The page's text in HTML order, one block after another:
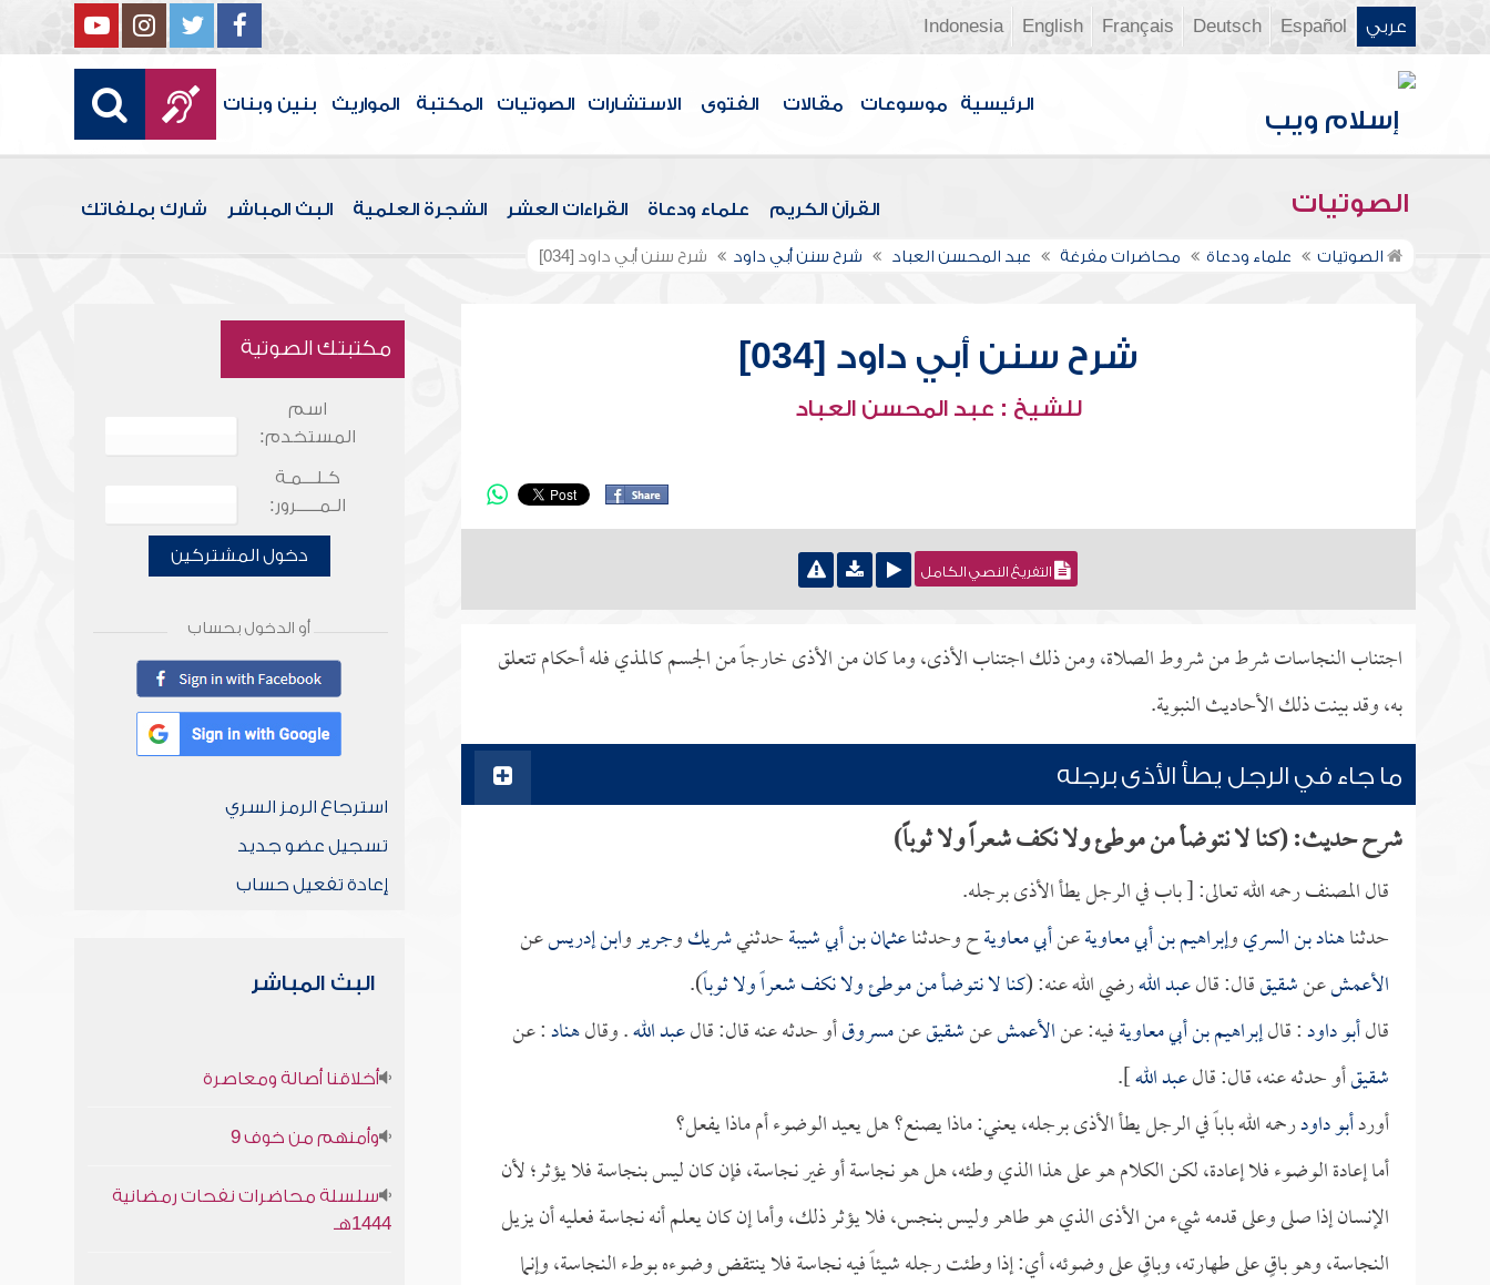
عربي Español
Deutsch
Français
English
Indonesia
الرئيسية موسوعات مقالات الفتوى الاستشارات الصوتيات المكتبة المواريث بنين وبنات
الصوتيات القرآن الكريم علماء ودعاة القراءات العشر الشجرة العلمية البث المباشر شارك بملفاتك
الصوتيات علماء ودعاة محاضرات مفرغة عبد المحسن العباد شرح سنن أبي داود شرح سنن أبي داود [034]
شرح سنن أبي داود [034]
للشيخ : عبد المحسن العباد
التفريغ النصي الكامل
اجتناب النجاسات شرط من شروط الصلاة، ومن ذلك اجتناب الأذى، وما كان من الأذى خارجاً من الجسم كالمذي فله أحكام تتعلق
به، وقد بينت ذلك الأحاديث النبوية.
ما جاء في الرجل يطأ الأذى برجله
شرح حديث: (كنا لا نتوضأ من موطئ ولا نكف شعراً ولا ثوباً)
قال المصنف رحمه الله تعالى: [ باب في الرجل يطأ الأذى برجله.
حدثناهناد بن السريوإبراهيم بن أبي معاويةعنأبي معاويةح وحدثناعثمان بن أبي شيبةحدثنيشريكوجريروابن إدريسعن
الأعمشعنشقيققال: قالعبد اللهرضي الله عنه: (كنا لا نتوضأ من موطئ ولا نكف شعراً ولا ثوباً).
قالأبو داود: قالإبراهيم بن أبي معاويةفيه: عنالأعمشعنشقيقعنمسروقأو حدثه عنه قال: قالعبد الله. وقالهناد: عن
شقيقأو حدثه عنه، قال: قالعبد الله].
أوردأبو داودرحمه الله باباً في الرجل يطأ الأذى برجله، يعني: ماذا يصنع؟ هل يعيد الوضوء أم ماذا يفعل؟
أما إعادة الوضوء فلا إعادة، لكن الكلام هو على هذا الذي وطئه، هل هو نجاسة أو غير نجاسة، فإن كان ليس بنجاسة فلا يؤثر؛ لأن
الإنسان إذا صلى وعلى قدمه شيء من الأذى الذي هو طاهر وليس بنجس، فلا يؤثر ذلك، وأما إن كان يعلم أنه نجاسة فعليه أن يزيل
النجاسة، وهو باقٍ على طهارته، وباقٍ على وضوئه، أي: إذا وطئت رجله شيئاً فيه نجاسة فلا ينتقض وضوءه بوطء النجاسة، وإنما
مكتبتك الصوتية
اسم
المستخدم:
كـلـــمـة
الـمـــــرور:
دخول المشتركين
أو الدخول بحساب
استرجاع الرمز السري
تسجيل عضو جديد
إعادة تفعيل حساب
البث المباشر
أخلاقنا أصالة ومعاصرة
وأمنهم من خوف 9
سلسلة محاضرات نفحات رمضانية
1444هـ